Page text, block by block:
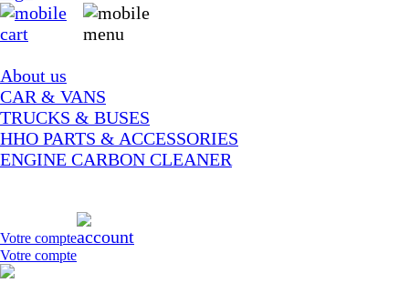
About us
CAR & VANS
TRUCKS & BUSES
HHO PARTS & ACCESSORIES
ENGINE CARBON CLEANER
Votre compte
Votre compte